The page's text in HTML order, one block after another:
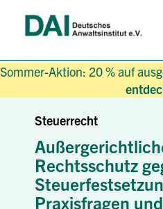
Sommer-Aktion: 20 % auf
Steuerrecht
Rechtsschutz
Praxisfragen